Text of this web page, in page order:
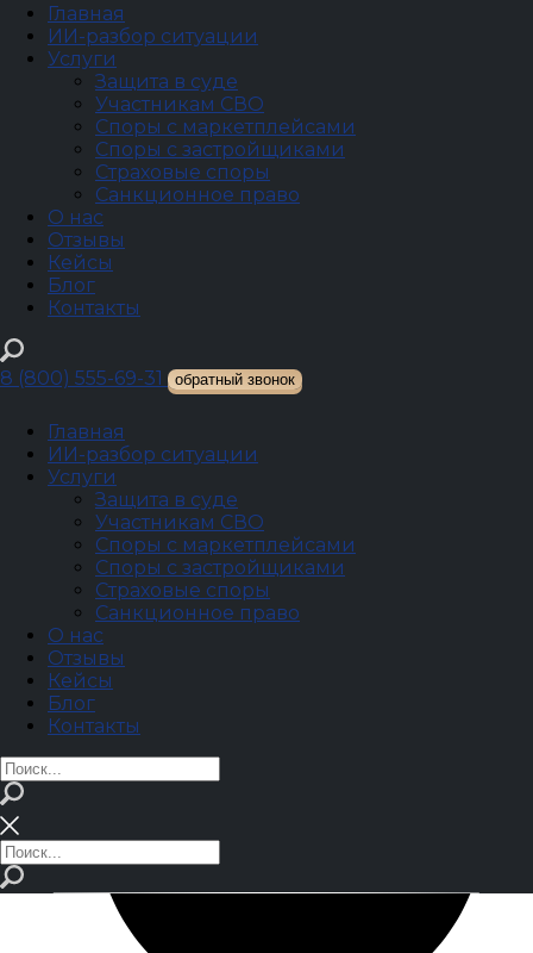
Главная
ИИ-разбор ситуации
Услуги
Защита в суде
Участникам СВО
Споры с маркетплейсами
Споры с застройщиками
Страховые споры
Санкционное право
О нас
Отзывы
Кейсы
Блог
Контакты
8 (800) 555-69-31 обратный звонок
Главная
ИИ-разбор ситуации
Услуги
Защита в суде
Участникам СВО
Споры с маркетплейсами
Споры с застройщиками
Страховые споры
Санкционное право
О нас
Отзывы
Кейсы
Блог
Контакты
Главная
Другие правоотношения
#Другие правоотношения
Взыскали $416 600 задолженности и процентов по
договору займа
Юристы компании добились того, что суд взыскал
задолженность полностью.